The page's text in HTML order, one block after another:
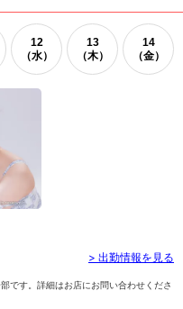
> ホットニュース一覧を見る
12
（水）
13
（木）
14
（金）
> 出勤情報を見る
です。詳細はお店にお問い合わせくださ